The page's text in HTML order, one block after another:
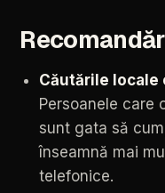
Căutările locale
Persoanele care
sunt gata să
înseamnă mai
telefonice.